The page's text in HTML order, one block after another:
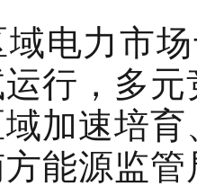
电力市
行，多
加速培
能源监